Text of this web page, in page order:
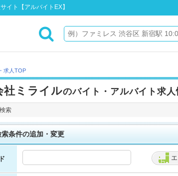
イト【アルバイトEX】
求人TOP
社ミライルのバイト・アルバイト求人
索
索条件の追加・変更